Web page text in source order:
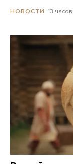
НОВОСТИ 13